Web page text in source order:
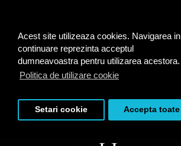
Acest site utilizeaza cookies. Navigarea in
continuare reprezinta acceptul
dumneavoastra pentru utilizarea acestora.
Politica de utilizare cookie
Setari cookie Accepta toate